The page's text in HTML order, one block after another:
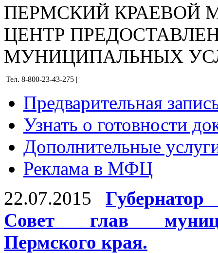
ПЕРМСКИЙ КРАЕВОЙ
ЦЕНТР
МУНИЦИПАЛЬНЫХ
Тел. 8-800-23-43-275 |
Предварительная
Узнать о готовности
Дополнительные
Реклама в МФЦ
22.07.2015
Совет глав
Пермского края.